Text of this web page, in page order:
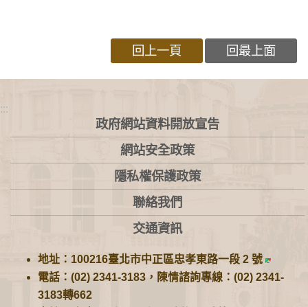
回上一頁 回最上面
:::
政府網站資料開放宣告
網站安全政策
隱私權保護政策
聯絡我們
交通資訊
地址：100216臺北市中正區忠孝東路一段 2 號
電話：(02) 2341-3183，陳情諮詢專線：(02) 2341-
3183轉662